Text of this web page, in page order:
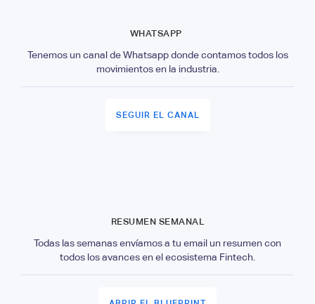
WHATSAPP
Tenemos un canal de Whatsapp donde contamos todos los
movimientos en la industria.
SEGUIR EL CANAL
RESUMEN SEMANAL
Todas las semanas envíamos a tu email un resumen con
todos los avances en el ecosistema Fintech.